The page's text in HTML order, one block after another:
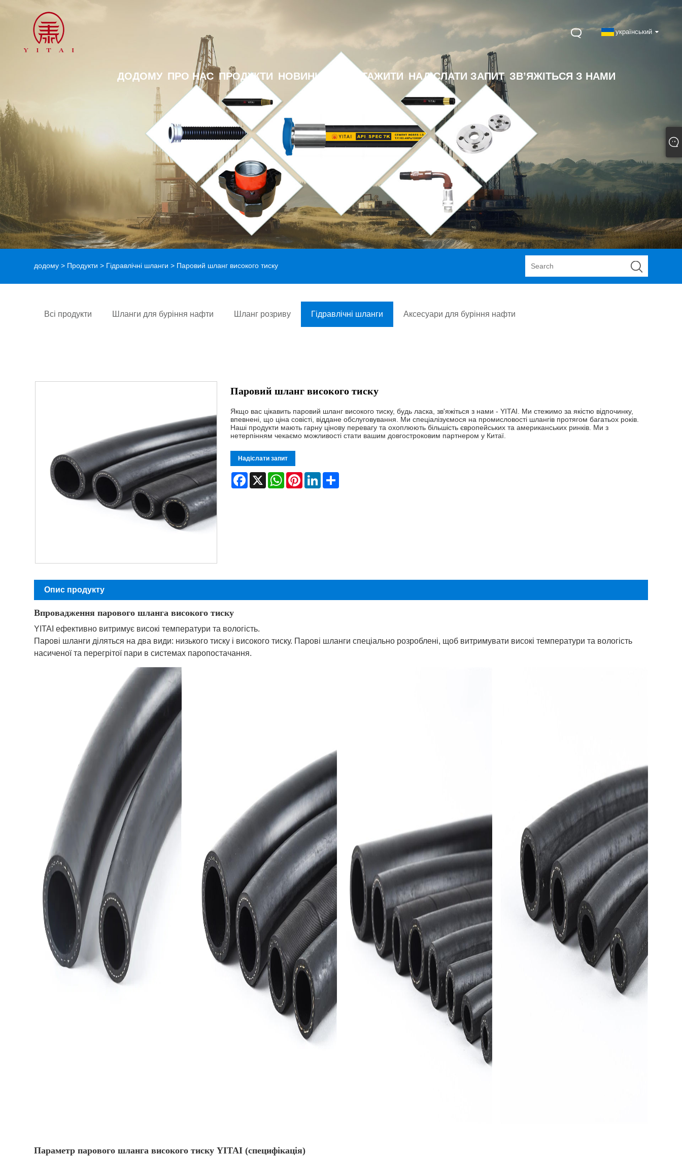
український
ДОДОМУ ПРО НАС ПРОДУКТИ НОВИНИ ЗАВАНТАЖИТИ НАДІСЛАТИ ЗАПИТ ЗВ’ЯЖІТЬСЯ З НАМИ
додому > Продукти > Гідравлічні шланги > Паровий шланг високого тиску
Всі продукти Шланги для буріння нафти Шланг розриву Гідравлічні шланги Аксесуари для буріння нафти
Паровий шланг високого тиску
Якщо вас цікавить паровий шланг високого тиску, будь ласка, зв'яжіться з нами - YITAI. Ми стежимо за якістю відпочинку,
впевнені, що ціна совісті, віддане обслуговування. Ми спеціалізуємося на промисловості шлангів протягом багатьох років.
Наші продукти мають гарну цінову перевагу та охоплюють більшість європейських та американських ринків. Ми з
нетерпінням чекаємо можливості стати вашим довгостроковим партнером у Китаї.
Надіслати запит
Facebook
X WhatsAppPinterestLinkedIn
Опис продукту
Впровадження парового шланга високого тиску
YITAI ефективно витримує високі температури та вологість.
Парові шланги діляться на два види: низького тиску і високого тиску. Парові шланги спеціально розроблені, щоб витримувати високі температури та вологість
насиченої та перегрітої пари в системах паропостачання.
Параметр парового шланга високого тиску YITAI (специфікація)